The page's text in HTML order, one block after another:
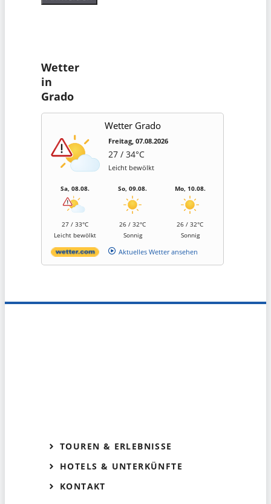
Wetter
in
Grado
Wetter Grado
Freitag, 07.08.2026
27 / 34°C
Leicht bewölkt
Sa, 08.08.
27 / 33°C
Leicht bewölkt
So, 09.08.
26 / 32°C
Sonnig
Mo, 10.08.
26 / 32°C
Sonnig
Aktuelles Wetter ansehen
TOUREN & ERLEBNISSE
HOTELS & UNTERKÜNFTE
KONTAKT